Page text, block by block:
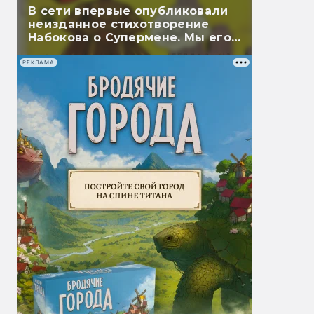
В сети впервые опубликовали
неизданное стихотворение
Набокова о Супермене. Мы его
перевели
РЕКЛАМА